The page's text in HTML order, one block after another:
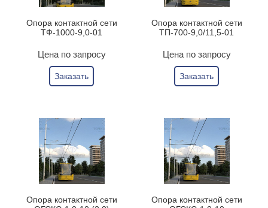
Опора контактной сети
ТФ-1000-9,0-01
Цена по запросу
Заказать
Опора контактной сети
ТП-700-9,0/11,5-01
Цена по запросу
Заказать
Опора контактной сети
Опора контактной сети